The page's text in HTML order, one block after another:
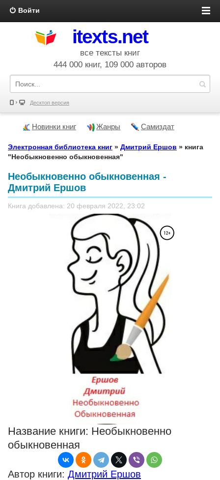
Войти
itexts.net
все тексты книг
444 000 книг, 109 000 авторов
Десктоп версия
Новинки книг Жанры Самиздат
Электронная библиотека книг » Дмитрий Ершов » книга
"Необыкновенно обыкновенная"
Необыкновенно обыкновенная -
Дмитрий Ершов
Книга добавлена: 20 февраля 2022, 23:02
Название книги: Необыкновенно
обыкновенная
Автор книги: Дмитрий Ершов